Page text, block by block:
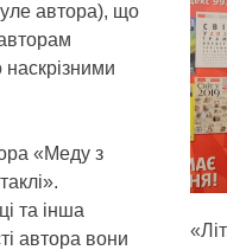
автора), що
«Меду з
та інша
автора вони